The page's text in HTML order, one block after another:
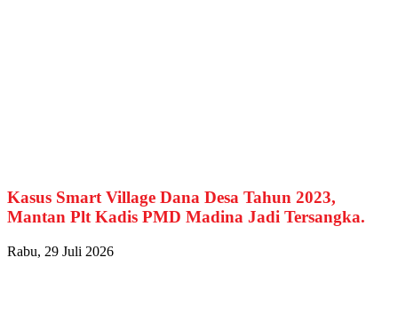
Kasus Smart Village Dana Desa Tahun 2023,
Mantan Plt Kadis PMD Madina Jadi Tersangka.
Rabu, 29 Juli 2026